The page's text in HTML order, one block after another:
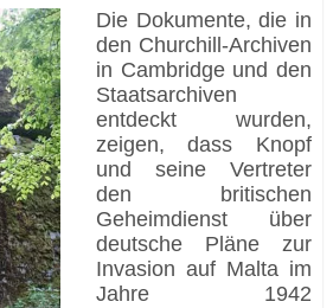
Die Dokumente, die in
den Churchill-Archiven
in Cambridge und den
Staatsarchiven
entdeckt wurden,
zeigen, dass Knopf
und seine Vertreter
den britischen
Geheimdienst über
deutsche Pläne zur
Invasion auf Malta im
Jahre 1942